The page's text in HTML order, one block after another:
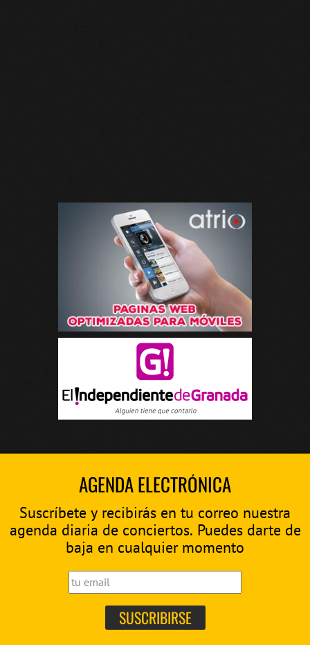
AGENDA ELECTRÓNICA
Suscríbete y recibirás en tu correo nuestra
agenda diaria de conciertos. Puedes darte de
baja en cualquier momento